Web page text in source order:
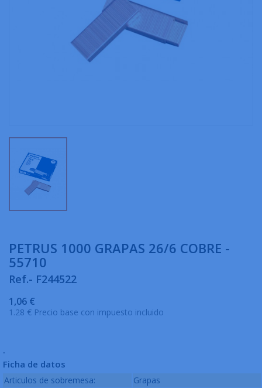
PETRUS 1000 GRAPAS 26/6 COBRE -
55710
Ref.- F244522
1,06 €
1.28 € Precio base con impuesto incluido
.
Ficha de datos
Articulos de sobremesa:
Grapas